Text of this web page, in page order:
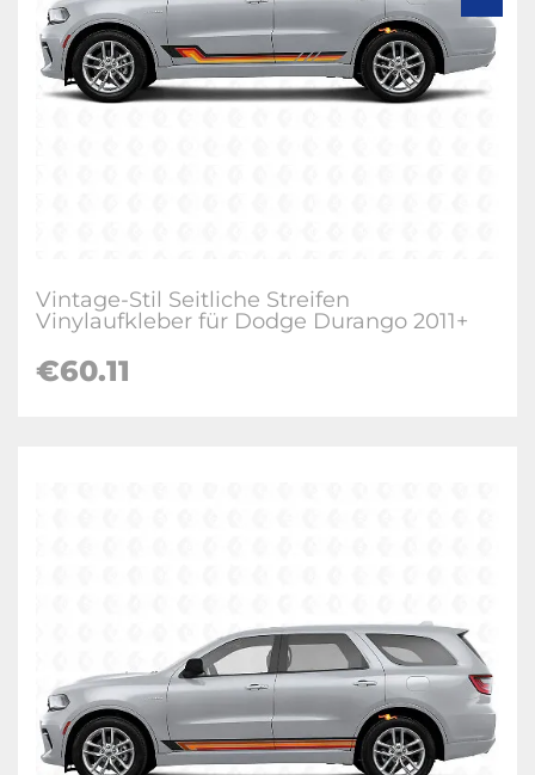
Vintage-Stil Seitliche Streifen
Vinylaufkleber für Dodge Durango 2011+
€60.11